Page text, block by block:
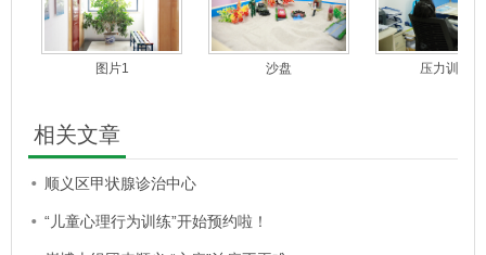
图片1 沙盘 压力训练
相关文章
顺义区甲状腺诊治中心
“儿童心理行为训练”开始预约啦！